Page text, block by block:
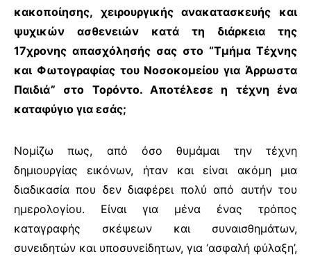
κακοποίησης, χειρουργικής ανακατασκευής και
ψυχικών ασθενειών κατά τη διάρκεια της
17χρονης απασχόλησής σας στο “Τμήμα Τέχνης
και Φωτογραφίας του Νοσοκομείου για Άρρωστα
Παιδιά” στο Τορόντο. Αποτέλεσε η τέχνη ένα
καταφύγιο για εσάς;
Νομίζω πως, από όσο θυμάμαι την τέχνη
δημιουργίας εικόνων, ήταν και είναι ακόμη μια
διαδικασία που δεν διαφέρει πολύ από αυτήν του
ημερολογίου. Είναι για μένα ένας τρόπος
καταγραφής σκέψεων και συναισθημάτων,
συνειδητών και υποσυνείδητων, για ‘ασφαλή φύλαξη’,